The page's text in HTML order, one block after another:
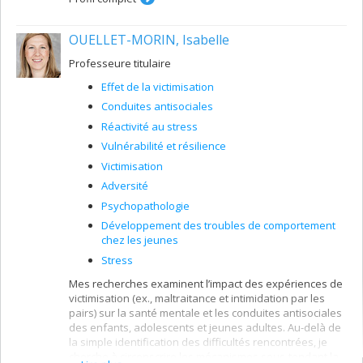
traumatiques chez les victimes d’actes violents (p. ex.,
de tels actes, menaces de mort, etc.).
Un troisième axe a pour objet l’étude des stratégies de
recherche d’aide, des effets des réactions des membres
du réseau social sur la santé mentale des victimes, ainsi
que le développement d’instruments permettant la
mesure des processus de soutien
OUELLET-MORIN, Isabelle
Professeure titulaire
Effet de la victimisation
Conduites antisociales
Réactivité au stress
Vulnérabilité et résilience
Victimisation
Adversité
Psychopathologie
Développement des troubles de comportement
chez les jeunes
Stress
Mes recherches examinent l’impact des expériences de
victimisation (ex., maltraitance et intimidation par les
pairs) sur la santé mentale et les conduites antisociales
des enfants, adolescents et jeunes adultes. Au-delà de
la simple identification des difficultés rencontrées, je